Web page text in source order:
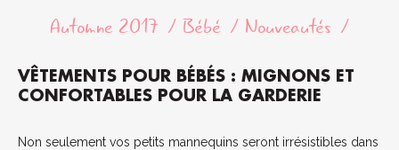
Automne 2017 Bébé Nouveautés
VÊTEMENTS POUR BÉBÉS : MIGNONS ET
CONFORTABLES POUR LA GARDERIE
Non seulement vos petits mannequins seront irrésistibles dans